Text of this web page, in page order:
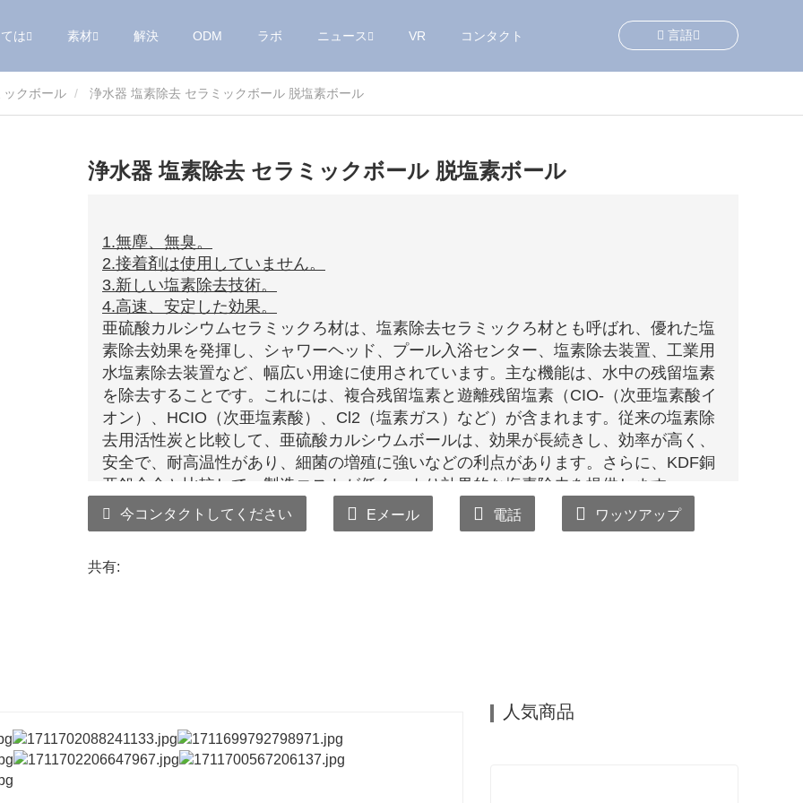
は 素材 解決 ODM ラボ ニュース VR コンタクト 言語
クボール 浄水器 塩素除去 セラミックボール 脱塩素ボール
浄水器 塩素除去 セラミックボール 脱塩素ボール
1.無塵、無臭。
2.接着剤は使用していません。
3.新しい塩素除去技術。
4.高速、安定した効果。
亜硫酸カルシウムセラミックろ材は、塩素除去セラミックろ材とも呼ばれ、優れた塩
素除去効果を発揮し、シャワーヘッド、プール入浴センター、塩素除去装置、工業用
水塩素除去装置など、幅広い用途に使用されています。主な機能は、水中の残留塩素
を除去することです。これには、複合残留塩素と遊離残留塩素（CIO-（次亜塩素酸イ
オン）、HCIO（次亜塩素酸）、Cl2（塩素ガス）など）が含まれます。従来の塩素除
去用活性炭と比較して、亜硫酸カルシウムボールは、効果が長続きし、効率が高く、
安全で、耐高温性があり、細菌の増殖に強いなどの利点があります。さらに、KDF銅
亜鉛合金と比較して、製造コストが低く、より効果的な塩素除去を提供します。
今コンタクトしてください Eメール 電話 ワッツアップ
共有:
人気商品